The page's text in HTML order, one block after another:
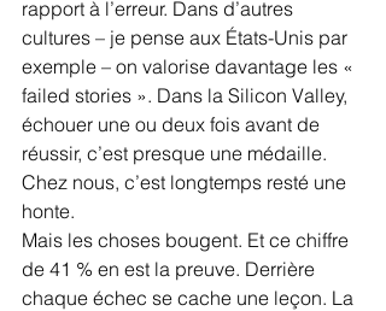
rapport à l’erreur. Dans d’autres
cultures – je pense aux États-Unis par
exemple – on valorise davantage les «
failed stories ». Dans la Silicon Valley,
échouer une ou deux fois avant de
réussir, c’est presque une médaille.
Chez nous, c’est longtemps resté une
honte.
Mais les choses bougent. Et ce chiffre
de 41 % en est la preuve. Derrière
chaque échec se cache une leçon. La